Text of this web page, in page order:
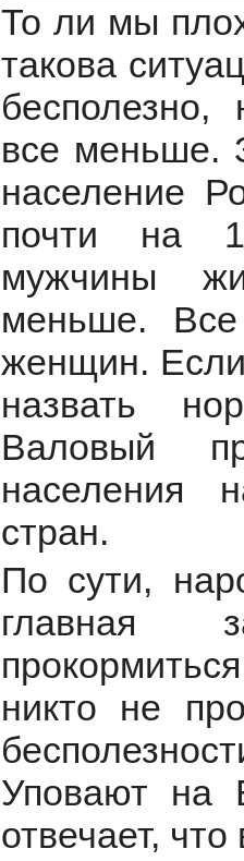
То ли мы
такова
бесполезно,
все меньше.
население
почти на
мужчины
меньше.
женщин.
назвать
Валовый
населения
стран.
По сути,
главная
никто не
Уповают на
отвечает,